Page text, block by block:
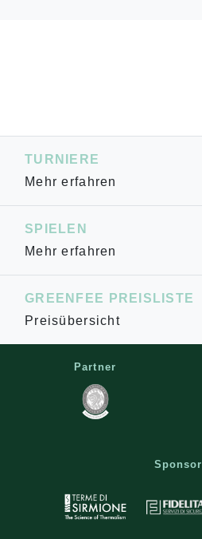
TURNIERE
Mehr erfahren
SPIELEN
Mehr erfahren
GREENFEE PREISLISTE
Preisübersicht
Partner
Sponsor